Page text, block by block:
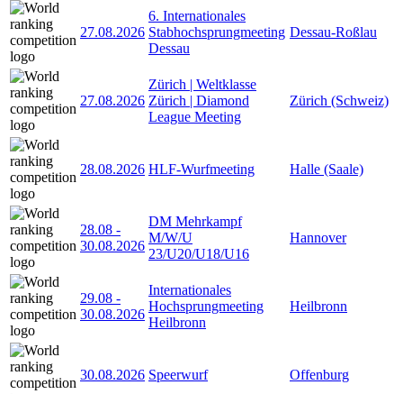
27.08.2026
6. Internationales
Stabhochsprungmeeting
Dessau
Dessau-Roßlau
27.08.2026
Zürich | Weltklasse
Zürich | Diamond
League Meeting
Zürich (Schweiz)
28.08.2026 HLF-Wurfmeeting Halle (Saale)
28.08 -
30.08.2026
DM Mehrkampf
M/W/U
23/U20/U18/U16
Hannover
29.08 -
30.08.2026
Internationales
Hochsprungmeeting
Heilbronn
Heilbronn
30.08.2026 Speerwurf Offenburg